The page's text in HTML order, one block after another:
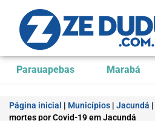
Parauapebas Marabá
Página inicial | Municípios | Jacundá |
mortes por Covid-19 em Jacundá